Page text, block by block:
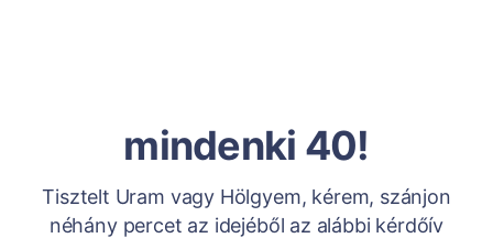
mindenki 40!
Tisztelt Uram vagy Hölgyem, kérem, szánjon
néhány percet az idejéből az alábbi kérdőív